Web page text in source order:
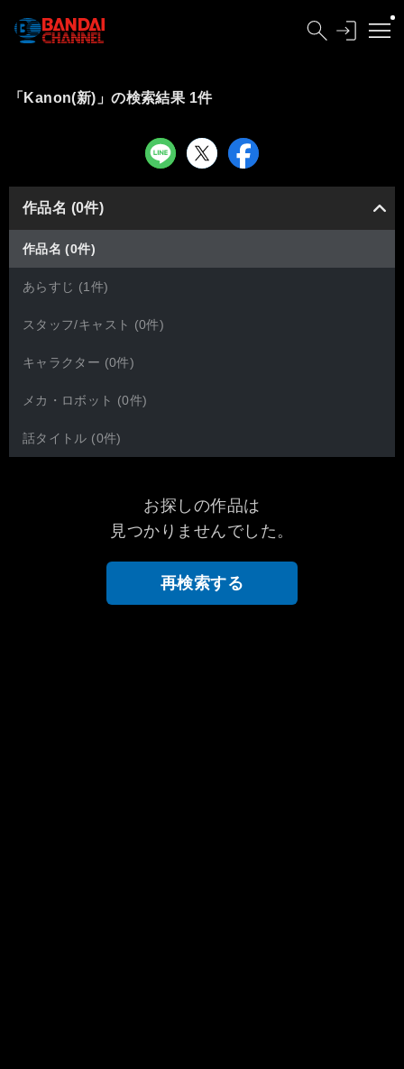
「Kanon(新)」の検索結果 1件
作品名 (0件)
作品名 (0件)
あらすじ (1件)
スタッフ/キャスト (0件)
キャラクター (0件)
メカ・ロボット (0件)
話タイトル (0件)
お探しの作品は
見つかりませんでした。
再検索する